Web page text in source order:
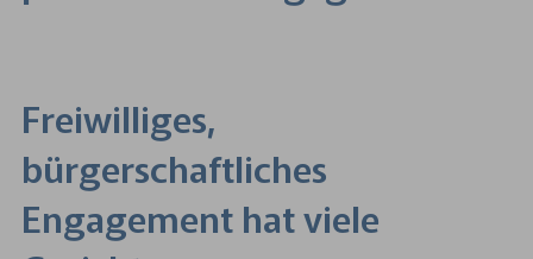
Freiwilliges,
bürgerschaftliches
Engagement hat viele